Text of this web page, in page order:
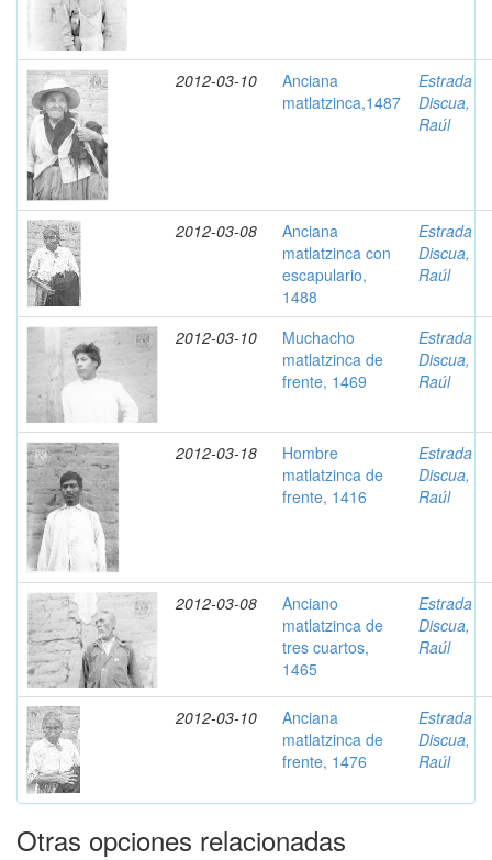
2012-03-10
Anciana
matlatzinca,1487
Estrada
Discua,
Raúl
2012-03-08
Anciana
matlatzinca con
escapulario,
1488
Estrada
Discua,
Raúl
2012-03-10
Muchacho
matlatzinca de
frente, 1469
Estrada
Discua,
Raúl
2012-03-18
Hombre
matlatzinca de
frente, 1416
Estrada
Discua,
Raúl
2012-03-08
Anciano
matlatzinca de
tres cuartos,
1465
Estrada
Discua,
Raúl
2012-03-10
Anciana
matlatzinca de
frente, 1476
Estrada
Discua,
Raúl
Otras opciones relacionadas